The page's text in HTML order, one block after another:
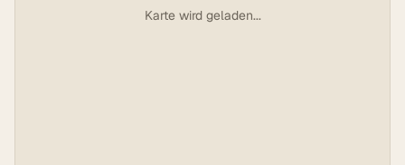
Karte wird geladen...